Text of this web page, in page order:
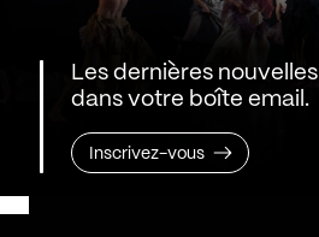
Les dernières nouvelles
dans votre boîte email.
Inscrivez-vous